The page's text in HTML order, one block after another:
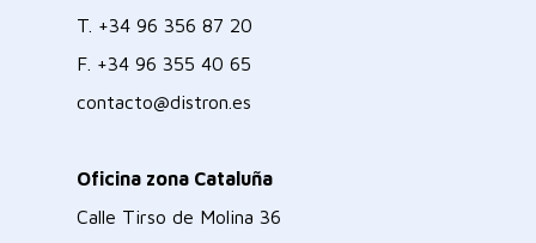
T. +34 96 356 87 20
F. +34 96 355 40 65
contacto@distron.es
Oficina zona Cataluña
Calle Tirso de Molina 36